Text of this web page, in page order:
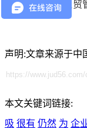
越来越严，对边
声明:文章来源于中
本文关键词链接:
吸 很有 仍然 为 企